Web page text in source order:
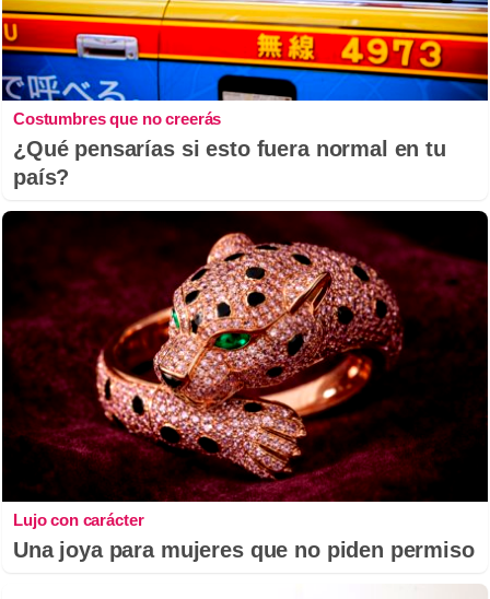
Costumbres que no creerás
¿Qué pensarías si esto fuera normal en tu
país?
Lujo con carácter
Una joya para mujeres que no piden permiso